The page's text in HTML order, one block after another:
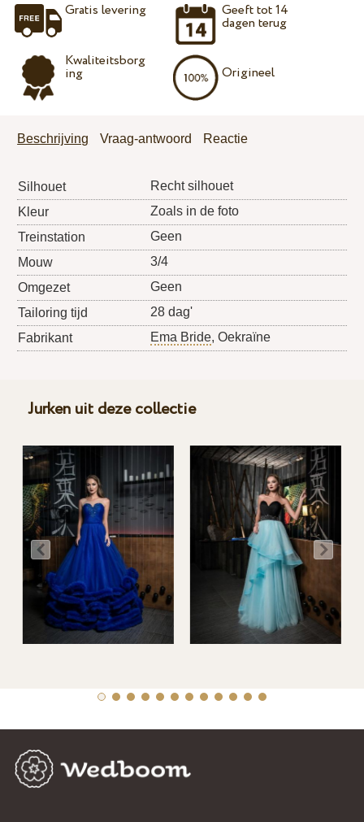
Gratis levering
Kwaliteitsborg
ing
Geeft tot 14
dagen terug
Origineel
Beschrijving Vraag-antwoord Reactie
Silhouet
Recht silhouet
Kleur
Zoals in de foto
Treinstation
Geen
Mouw
3/4
Omgezet
Geen
Tailoring tijd
28 dag'
Fabrikant
Ema Bride, Oekraïne
Jurken uit deze collectie